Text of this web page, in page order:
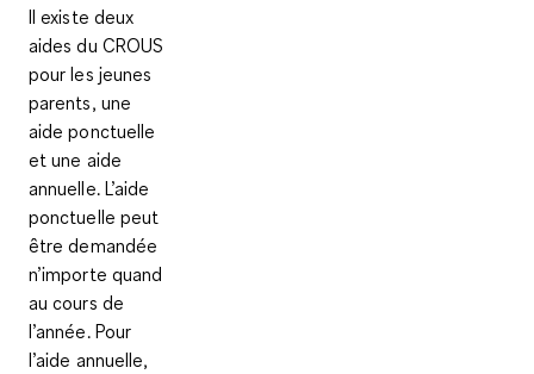
Il existe deux
aides du CROUS
pour les jeunes
parents, une
aide ponctuelle
et une aide
annuelle. L’aide
ponctuelle peut
être demandée
n’importe quand
au cours de
l’année. Pour
l’aide annuelle,